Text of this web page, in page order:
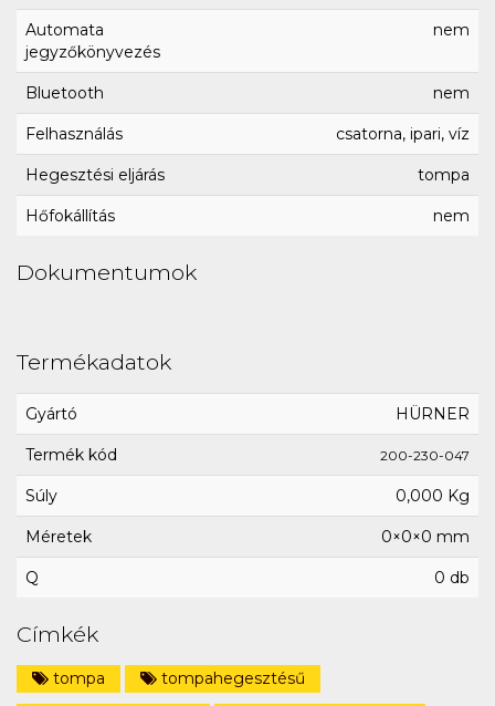
Automata
jegyzőkönyvezés
nem
Bluetooth nem
Felhasználás csatorna, ipari, víz
Hegesztési eljárás tompa
Hőfokállítás nem
Dokumentumok
Termékadatok
Gyártó HÜRNER
Termék kód 200-230-047
Súly 0,000 Kg
Méretek 0×0×0 mm
Q 0 db
Címkék
tompa
tompahegesztésű